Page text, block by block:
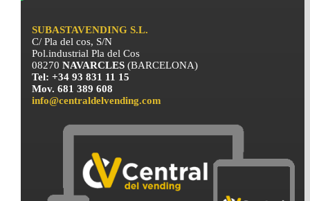
SUBASTAVENDING S.L.
C/ Pla del cos, S/N
Pol.industrial Pla del Cos
08270NAVARCLES(BARCELONA)
Tel: +34 93 831 11 15
Mov. 681 389 608
info@centraldelvending.com